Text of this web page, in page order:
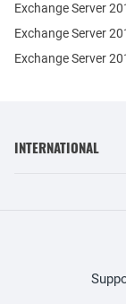
Exchange Server
Exchange Server
Exchange Server
INTERNATIONAL